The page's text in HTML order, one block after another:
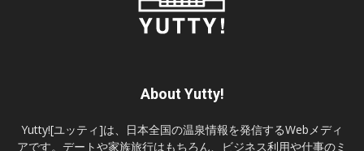
About Yutty!
Yutty![ユッティ]は、日本全国の温泉情報を発信するWebメディ
アです。デートや家族旅行はもちろん、ビジネス利用や仕事のミ